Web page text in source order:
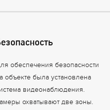
обеспечения безопасности
объекте была установлена
видеонаблюдения.
охватывают две зоны.